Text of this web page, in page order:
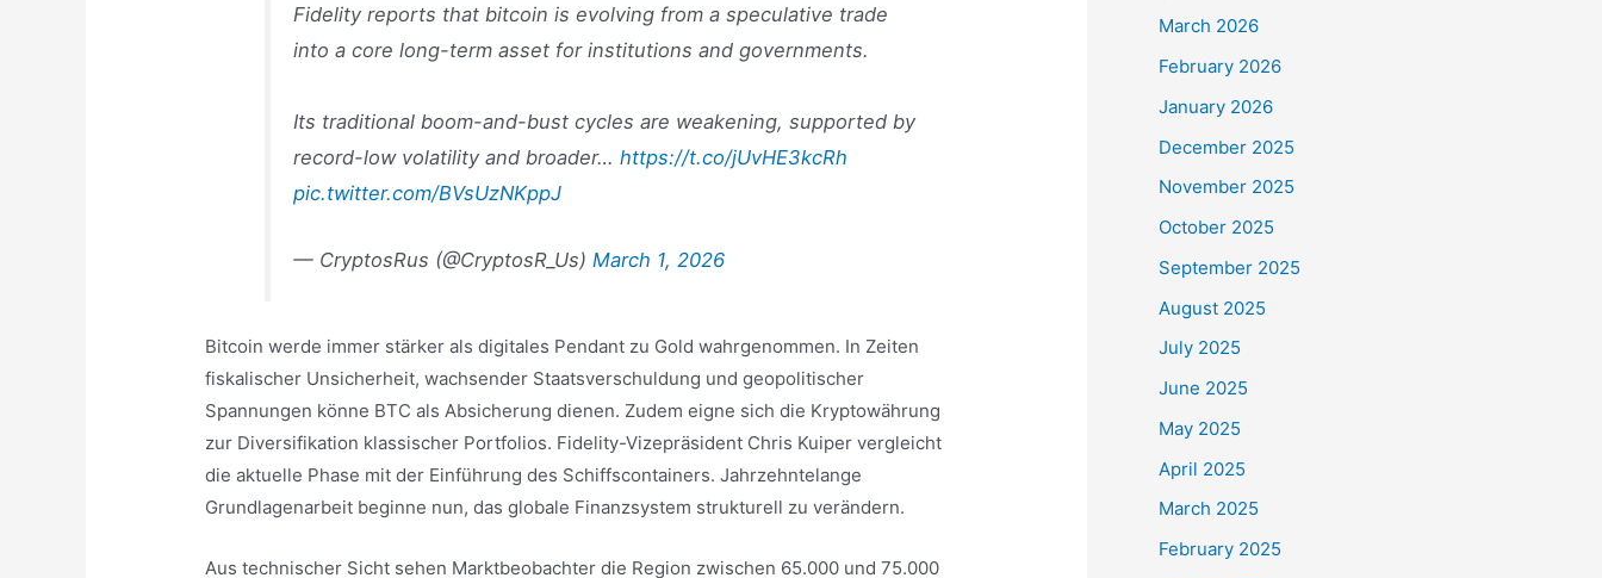
Fidelity reports that bitcoin is evolving from a speculative trade
into a core long-term asset for institutions and governments.
Its traditional boom-and-bust cycles are weakening, supported by
record-low volatility and broader…https://t.co/jUvHE3kcRh
pic.twitter.com/BVsUzNKppJ
— CryptosRus (@CryptosR_Us) March 1, 2026
Bitcoin werde immer stärker als digitales Pendant zu Gold wahrgenommen. In Zeiten
fiskalischer Unsicherheit, wachsender Staatsverschuldung und geopolitischer
Spannungen könne BTC als Absicherung dienen. Zudem eigne sich die Kryptowährung
zur Diversifikation klassischer Portfolios. Fidelity-Vizepräsident Chris Kuiper vergleicht
die aktuelle Phase mit der Einführung des Schiffscontainers. Jahrzehntelange
Grundlagenarbeit beginne nun, das globale Finanzsystem strukturell zu verändern.
Aus technischer Sicht sehen Marktbeobachter die Region zwischen 65.000 und 75.000
March 2026
February 2026
January 2026
December 2025
November 2025
October 2025
September 2025
August 2025
July 2025
June 2025
May 2025
April 2025
March 2025
February 2025